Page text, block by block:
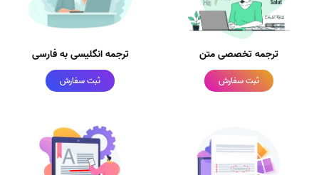
ترجمه تخصصی متن
ثبت سفارش
ترجمه انگلیسی به فارسی
ثبت سفارش